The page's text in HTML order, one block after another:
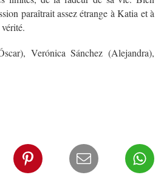
paraîtrait assez étrange à Katia et à
Verónica Sánchez (Alejandra),